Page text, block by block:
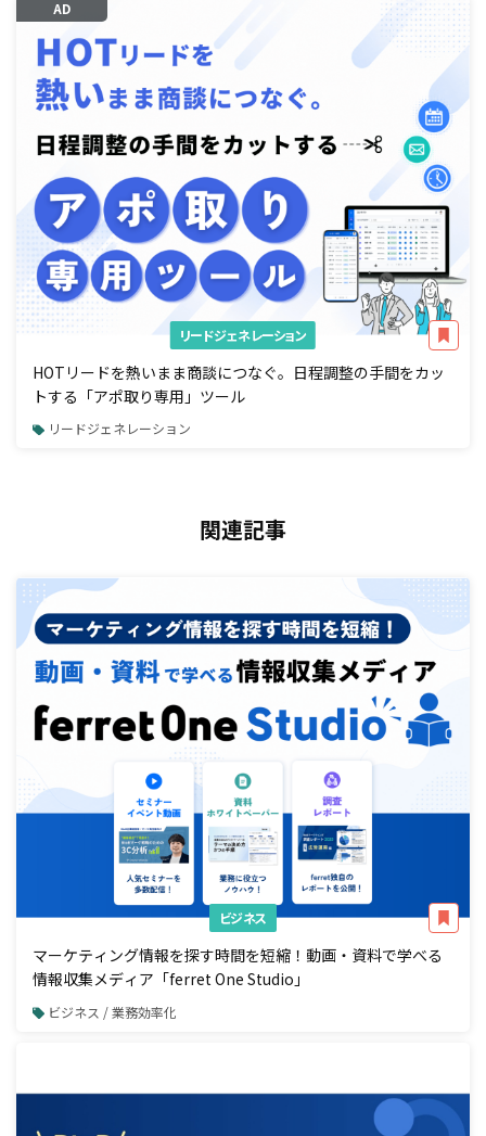
AD
リードジェネレーション
HOTリードを熱いまま商談につなぐ。日程調整の手間をカッ
トする「アポ取り専用」ツール
リードジェネレーション
関連記事
ビジネス
マーケティング情報を探す時間を短縮！動画・資料で学べる
情報収集メディア「ferret One Studio」
ビジネス / 業務効率化